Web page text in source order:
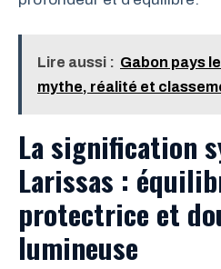
Lire aussi : Gabon pays
mythe, réalité et
La signification
Larissas :
protectrice et
lumineuse